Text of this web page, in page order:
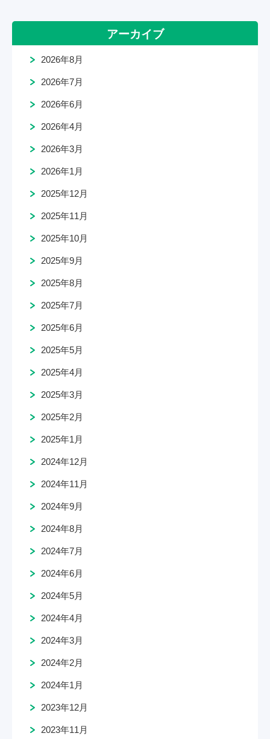
アーカイブ
2026年8月
2026年7月
2026年6月
2026年4月
2026年3月
2026年1月
2025年12月
2025年11月
2025年10月
2025年9月
2025年8月
2025年7月
2025年6月
2025年5月
2025年4月
2025年3月
2025年2月
2025年1月
2024年12月
2024年11月
2024年9月
2024年8月
2024年7月
2024年6月
2024年5月
2024年4月
2024年3月
2024年2月
2024年1月
2023年12月
2023年11月